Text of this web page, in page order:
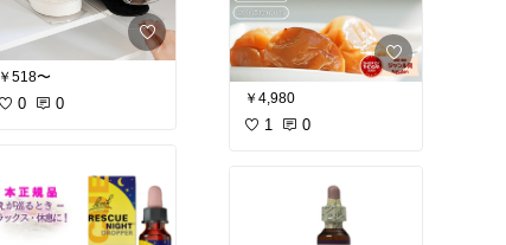
￥518〜
0 0 ￥4,980
1 0